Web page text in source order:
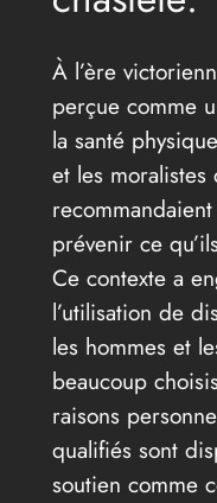
À l’ère
perçue comme
la santé
et les moralistes
prévenir ce
Ce contexte a
l’utilisation de
les hommes et
beaucoup
raisons
qualifiés sont
soutien comme